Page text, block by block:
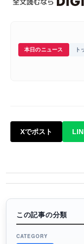
本日のニュース ト
Xでポスト
この記事の分類
CATEGORY